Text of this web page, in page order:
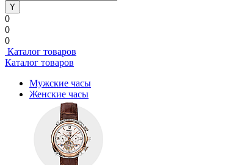
0
0
0
Каталог товаров
Каталог товаров
Мужские часы
Женские часы